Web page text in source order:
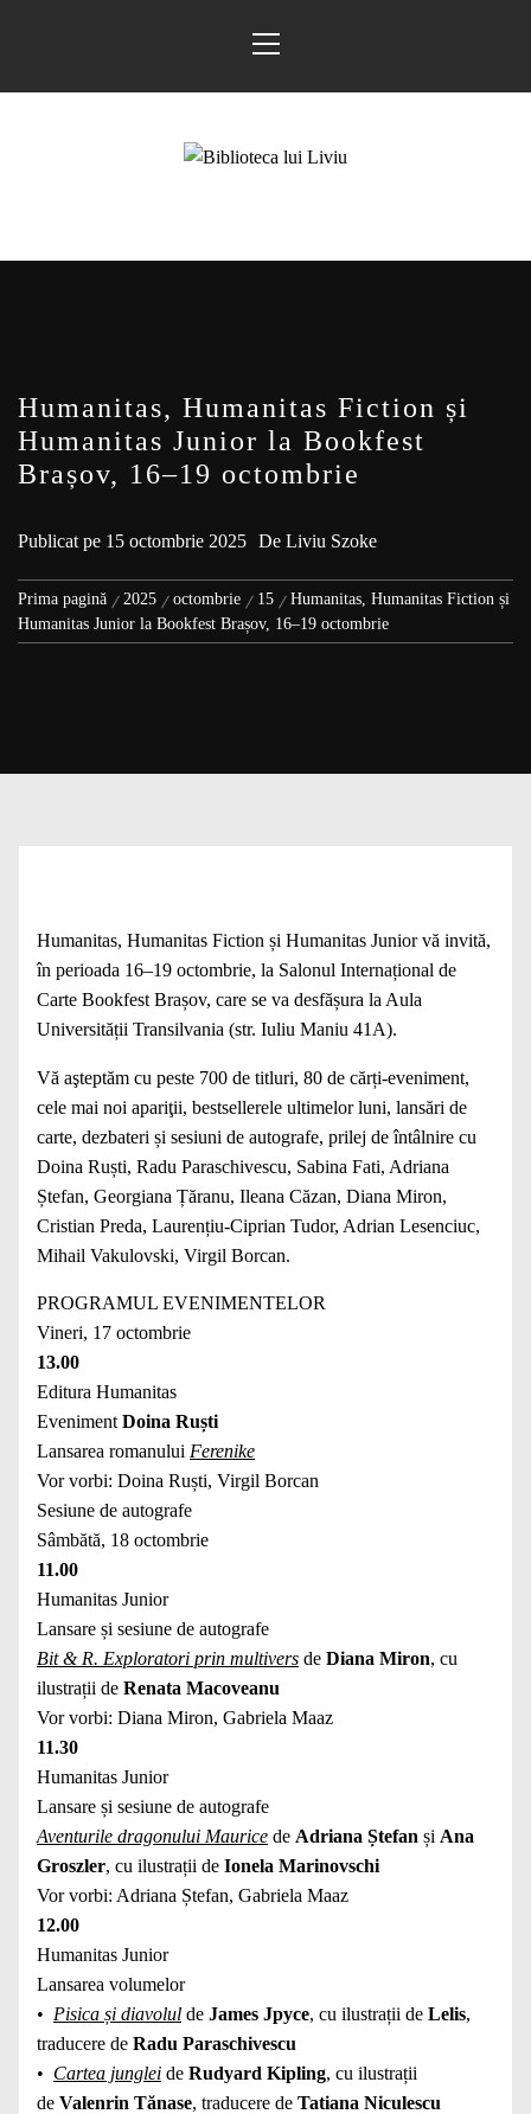
principal
LIVIU
Humanitas, Humanitas Fiction și
Humanitas Junior la Bookfest
Brașov, 16–19 octombrie
Publicat pe 15 octombrie 2025 De Liviu Szoke
Prima pagină 2025 octombrie 15
Humanitas, Humanitas Fiction și
Humanitas Junior la Bookfest Brașov, 16–19 octombrie
Humanitas, Humanitas Fiction și Humanitas Junior vă invită,
în perioada 16–19 octombrie, la Salonul Internațional de
Carte Bookfest Brașov, care se va desfășura la Aula
Universității Transilvania (str. Iuliu Maniu 41A).
Vă aşteptăm cu peste 700 de titluri, 80 de cărți-eveniment,
cele mai noi apariţii, bestsellerele ultimelor luni, lansări de
carte, dezbateri și sesiuni de autografe, prilej de întâlnire cu
Doina Ruști, Radu Paraschivescu, Sabina Fati, Adriana
Ștefan, Georgiana Țăranu, Ileana Căzan, Diana Miron,
Cristian Preda, Laurențiu-Ciprian Tudor, Adrian Lesenciuc,
Mihail Vakulovski, Virgil Borcan.
PROGRAMUL EVENIMENTELOR
Vineri, 17 octombrie
13.00
Editura Humanitas
Eveniment Doina Ruști
Lansarea romanului Ferenike
Vor vorbi: Doina Ruști, Virgil Borcan
Sesiune de autografe
Sâmbătă, 18 octombrie
11.00
Humanitas Junior
Lansare și sesiune de autografe
Bit & R. Exploratori prin multivers de Diana Miron, cu
ilustrații de Renata Macoveanu
Vor vorbi: Diana Miron, Gabriela Maaz
11.30
Humanitas Junior
Lansare și sesiune de autografe
Aventurile dragonului Maurice de Adriana Ștefan și Ana
Groszler, cu ilustrații de Ionela Marinovschi
Vor vorbi: Adriana Ștefan, Gabriela Maaz
12.00
Humanitas Junior
Lansarea volumelor
• Pisica și diavolul de James Jpyce, cu ilustrații de Lelis,
traducere de Radu Paraschivescu
• Cartea junglei de Rudyard Kipling, cu ilustrații
de Valenrin Tănase, traducere de Tatiana Niculescu